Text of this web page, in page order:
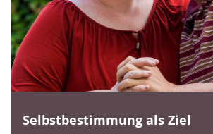
Selbstbestimmung als Ziel